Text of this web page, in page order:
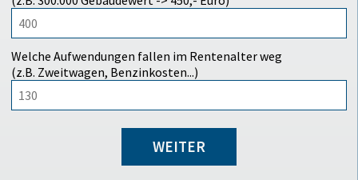
Welche Aufwendungen fallen im Rentenalter weg
(z.B. Zweitwagen, Benzinkosten...)
WEITER